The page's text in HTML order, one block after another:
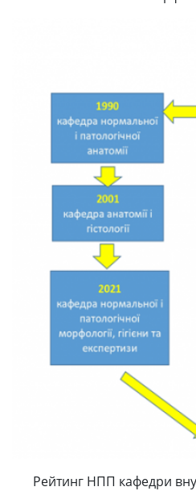
Рейтинг НПП кафедри